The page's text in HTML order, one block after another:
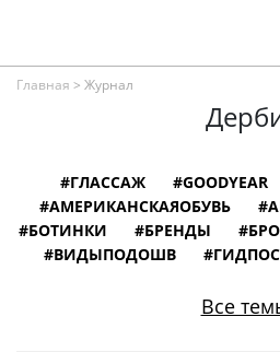
Главная > Журнал
#ГЛАССАЖ #GOODYEAR
#АМЕРИКАНСКАЯОБУВЬ
#БОТИНКИ
#БРЕНДЫ
#ВИДЫПОДОШВ
Все